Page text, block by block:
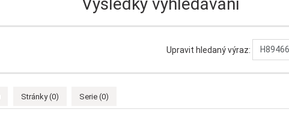
Upravit hledaný výraz:
Stránky (0) Serie (0)